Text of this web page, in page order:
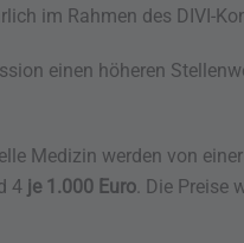
im Rahmen des DIVI-
einen höheren
Medizin werden von
4 je 1.000 Euro. Die Preise